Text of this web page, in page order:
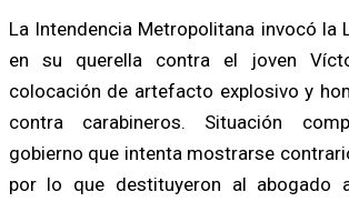
La Intendencia Metropolitana invocó la
en su querella contra el joven
colocación de artefacto explosivo y
contra carabineros. Situación
gobierno que intenta mostrarse
por lo que destituyeron al abogado